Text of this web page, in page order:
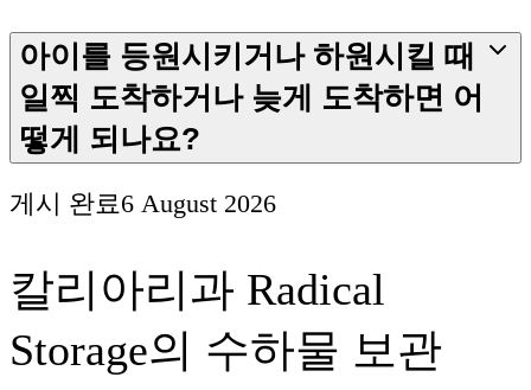
아이를 등원시키거나 하원시킬 때
일찍 도착하거나 늦게 도착하면 어
떻게 되나요?
게시 완료6 August 2026
칼리아리과 Radical
Storage의 수하물 보관